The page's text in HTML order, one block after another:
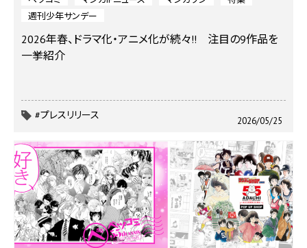
週刊少年サンデー
2026年春、ドラマ化・アニメ化が続々!! 注目の9作品を
一挙紹介
2026/05/25
#プレスリリース